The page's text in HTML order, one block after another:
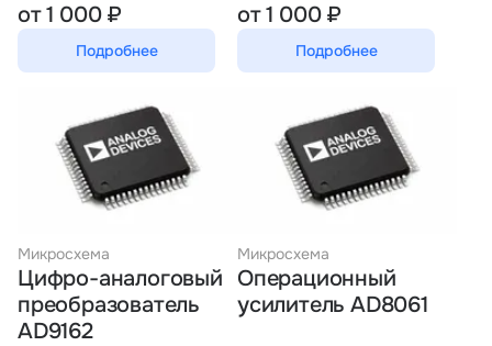
от 1 000 ₽
Подробнее
от 1 000 ₽
Подробнее
Микросхема
Цифро-аналоговый
преобразователь
AD9162
Микросхема
Операционный
усилитель AD8061